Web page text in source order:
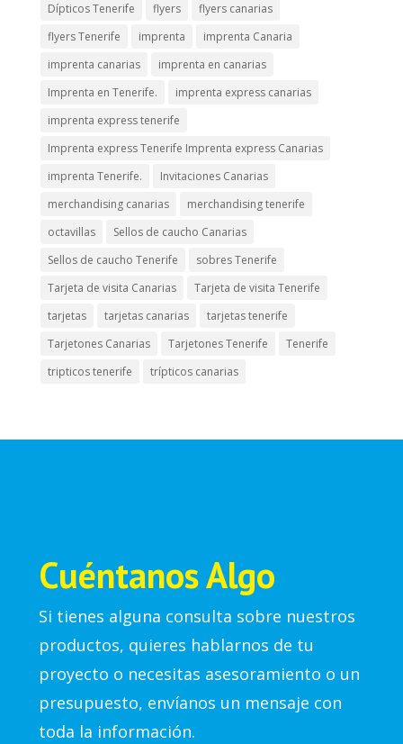
Dípticos Tenerife
flyers
flyers canarias
flyers Tenerife
imprenta
imprenta Canaria
imprenta canarias
imprenta en canarias
Imprenta en Tenerife.
imprenta express canarias
imprenta express tenerife
Imprenta express Tenerife Imprenta express Canarias
imprenta Tenerife.
Invitaciones Canarias
merchandising canarias
merchandising tenerife
octavillas
Sellos de caucho Canarias
Sellos de caucho Tenerife
sobres Tenerife
Tarjeta de visita Canarias
Tarjeta de visita Tenerife
tarjetas
tarjetas canarias
tarjetas tenerife
Tarjetones Canarias
Tarjetones Tenerife
Tenerife
tripticos tenerife
trípticos canarias
Cuéntanos Algo
Si tienes alguna consulta sobre nuestros
productos, quieres hablarnos de tu
proyecto o necesitas asesoramiento o un
presupuesto, envíanos un mensaje con
toda la información.